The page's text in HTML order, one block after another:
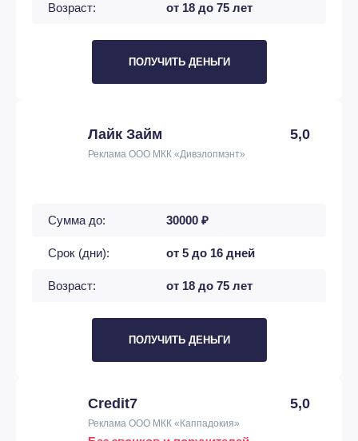
Возраст: от 18 до 75 лет
ПОЛУЧИТЬ ДЕНЬГИ
Лайк Займ 5,0
Реклама ООО МКК «Дивэлопмэнт»
Сумма до: 30000 ₽
Срок (дни): от 5 до 16 дней
Возраст: от 18 до 75 лет
ПОЛУЧИТЬ ДЕНЬГИ
Credit7 5,0
Реклама ООО МКК «Каппадокия»